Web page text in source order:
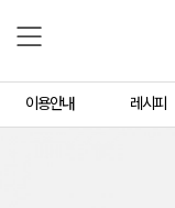
이용안내 레시피